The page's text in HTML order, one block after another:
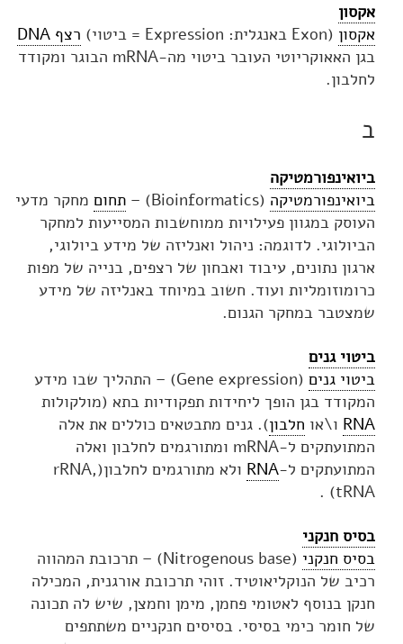
אקסון
אקסון (Exon באנגלית: Expression = ביטוי)
רצף DNA
בגן האאוקריוטי העובר ביטוי מה-mRNA הבוגר ומקודד
לחלבון.
ב
ביואינפורמטיקה
ביואינפורמטיקה (Bioinformatics) – תחום מחקר מדעי
העוסק במגוון פעילויות ממוחשבות המסייעות למחקר
הביולוגי. לדוגמה: ניהול ואנליזה של מידע ביולוגי,
ארגון נתונים, עיבוד ואבחון של רצפים, בנייה של מפות
כרומוזומליות ועוד. חשוב במיוחד באנליזה של מידע
שמצטבר במחקר הגנום.
ביטוי גנים
ביטוי גנים
(Gene expression) – התהליך שבו מידע
המקודד בגן הופך ליחידות תפקודיות בתא (מולקולות
RNA ו\או חלבון). גנים מתבטאים כוללים את אלה
המתועתקים ל-mRNA ומתורגמים לחלבון ואלה
המתועתקים ל-RNA
ולא מתורגמים לחלבון(rRNA,
tRNA) .
בסיס חנקני
בסיס חנקני
(Nitrogenous base) – תרכובת המהווה
רכיב של הנוקליאוטיד. זוהי תרכובת אורגנית, המכילה
חנקן בנוסף לאטומי פחמן, מימן וחמצן, שיש לה תכונה
של חומר כימי בסיסי. בסיסים חנקניים משתתפים